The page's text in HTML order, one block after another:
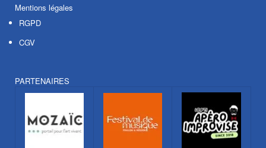
Mentions légales
RGPD
CGV
PARTENAIRES